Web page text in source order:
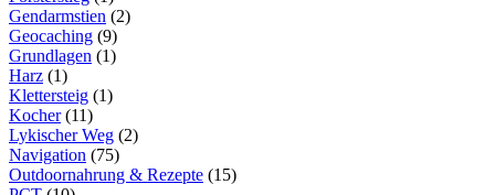
Gendarmstien (2)
Geocaching (9)
Grundlagen (1)
Harz (1)
Klettersteig (1)
Kocher(11)
Lykischer Weg (2)
Navigation (75)
Outdoornahrung & Rezepte (15)